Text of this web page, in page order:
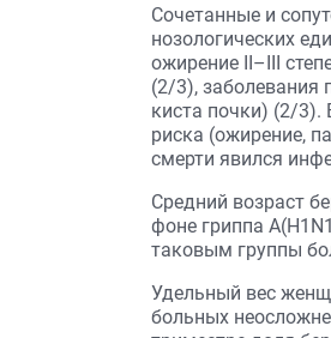
Сочетанные и
нозологических
ожирение II–III
(2/3), заболевания
киста почки) (2/3).
риска (ожирение,
смерти явился
Средний возраст
фоне гриппа
таковым группы
Удельный вес
больных